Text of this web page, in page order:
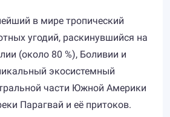
в мире тропический
угодий, раскинувшийся на
(около 80 %), Боливии и
экосистемный
части Южной Америки
Парагвай и её притоков.